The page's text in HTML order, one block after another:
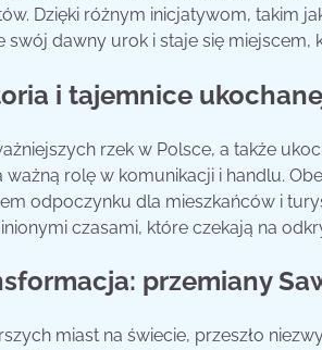
Dzięki różnym inicjatywom, takim
dawny urok i staje się miejscem,
i tajemnice
rzek w Polsce, a także
ważną rolę w komunikacji i handlu.
odpoczynku dla mieszkańców i
czasami, które czekają na
przemiany
miast na świecie, przeszło